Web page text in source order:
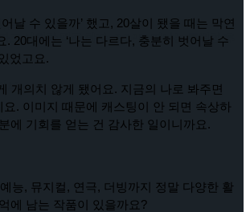
브>
고 시원한 맥주 한잔! DDP로 떠나는 특별한 휴
브>
날 수 있을까’ 했고, 20살이 됐을 때는 막연
. 20대에는 ‘나는 다르다, 충분히 벗어날 수
었고요.
개의치 않게 됐어요. 지금의 나로 봐주면
. 이미지 때문에 캐스팅이 안 되면 속상하
에 기회를 얻는 건 감사한 일이니까요.
능, 뮤지컬, 연극, 더빙까지 정말 다양한 활
에 남는 작품이 있을까요?